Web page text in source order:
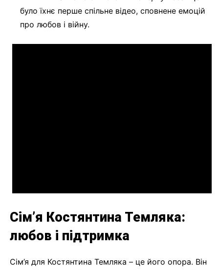
було їхнє перше спільне відео, сповнене емоцій
про любов і війну.
Сім’я Костянтина Темляка:
любов і підтримка
Сім’я для Костянтина Темляка – це його опора. Він